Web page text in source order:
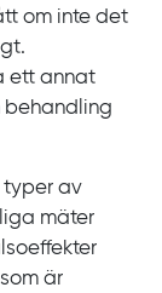
om inte det
ett annat
behandling
typer av
mäter
är